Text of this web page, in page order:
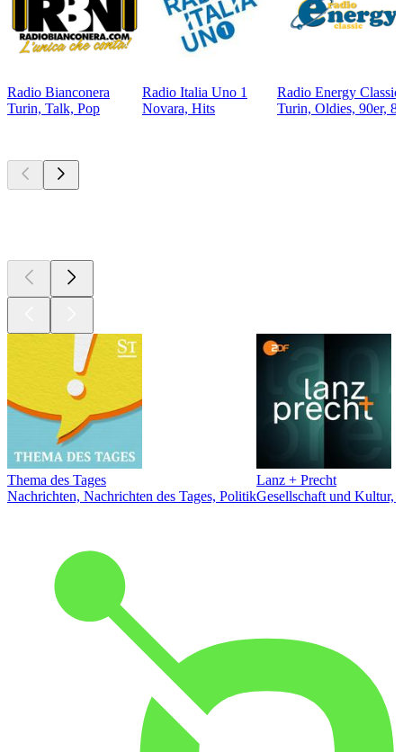
Radio Bianconera
Turin, Talk, Pop
Radio Italia Uno 1
Novara, Hits
Radio Energy Classic
Turin, Oldies, 90er,
Thema des Tages
Nachrichten, Nachrichten des Tages, Politik
Lanz + Precht
Gesellschaft und Kultur,